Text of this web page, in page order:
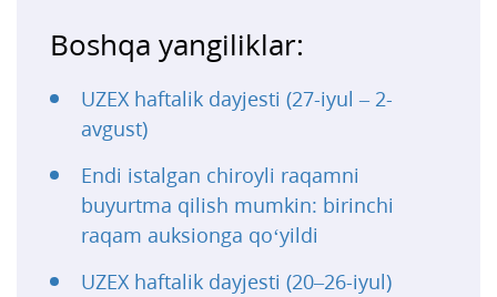
Boshqa yangiliklar:
UZEX haftalik dayjesti (27-iyul – 2-
avgust)
Endi istalgan chiroyli raqamni
buyurtma qilish mumkin: birinchi
raqam auksionga qo‘yildi
UZEX haftalik dayjesti (20–26-iyul)